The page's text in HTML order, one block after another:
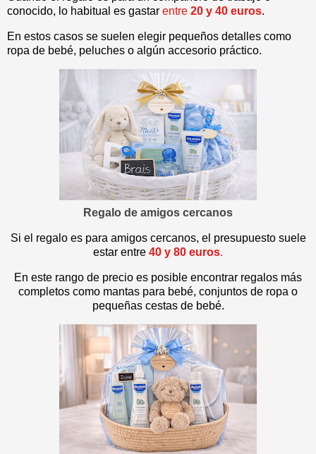
conocido, lo habitual es gastar entre 20 y 40 euros.
En estos casos se suelen elegir pequeños detalles como
ropa de bebé, peluches o algún accesorio práctico.
Regalo de amigos cercanos
Si el regalo es para amigos cercanos, el presupuesto suele
estar entre 40 y 80 euros.
En este rango de precio es posible encontrar regalos más
completos como mantas para bebé, conjuntos de ropa o
pequeñas cestas de bebé.